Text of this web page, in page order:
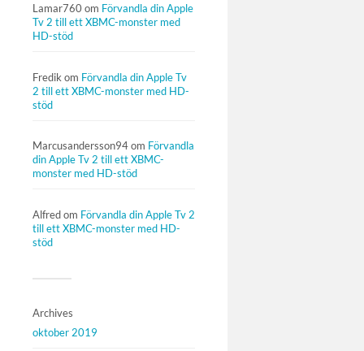
Lamar760 om Förvandla din Apple
Tv 2 till ett XBMC-monster med
HD-stöd
Fredik om Förvandla din Apple Tv
2 till ett XBMC-monster med HD-
stöd
Marcusandersson94om Förvandla
din Apple Tv 2 till ett XBMC-
monster med HD-stöd
Alfredom Förvandla din Apple Tv 2
till ett XBMC-monster med HD-
stöd
Archives
oktober 2019